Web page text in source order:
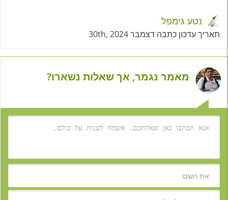
נטע גימפל
תאריך עדכון כתבה דצמבר 30th, 2024
מאמר נגמר, אך שאלות נשארו?